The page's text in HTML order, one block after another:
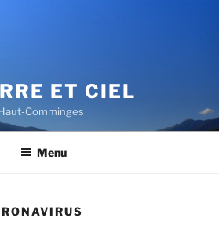
ET CIEL
Comminges
Menu